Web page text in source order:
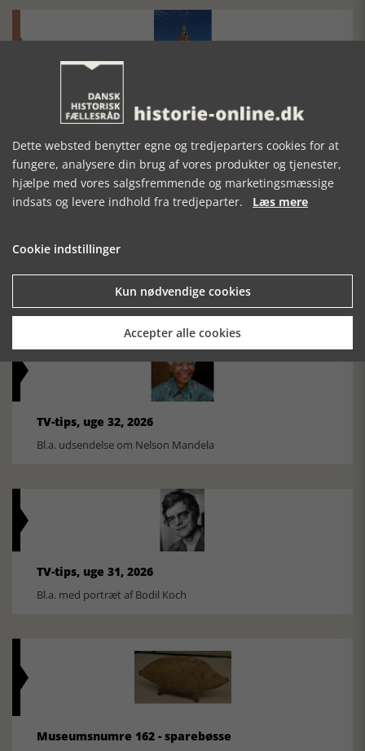
Historisk festival i Faaborg
oktober - 1. november 2026
Historiens Aktører 79 - John Reed
Ole Mortensøn fortæller om den amerikanske journalist
TV-tips, uge 32, 2026
Bl.a. udsendelse om Nelson Mandela
TV-tips, uge 31, 2026
Bl.a. med portræt af Bodil Koch
Museumsnumre 162 - sparebøsse
Dette websted benytter egne og tredjeparters cookies for at
fungere, analysere din brug af vores produkter og tjenester,
hjælpe med vores salgsfremmende og marketingsmæssige
indsats og levere indhold fra tredjeparter. Læs mere
Cookie indstillinger
Kun nødvendige cookies
Accepter alle cookies